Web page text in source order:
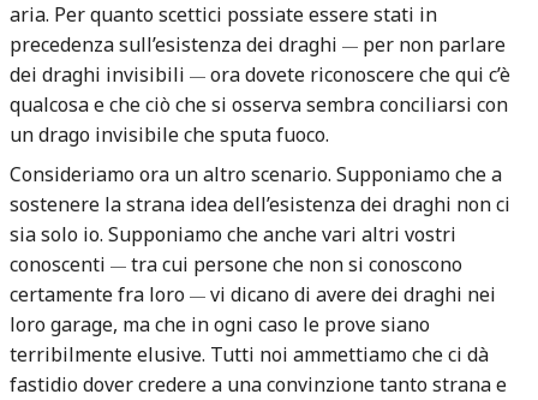
aria. Per quanto scettici possiate essere stati in
precedenza sull’esistenza dei draghi — per non parlare
dei draghi invisibili — ora dovete riconoscere che qui c’è
qualcosa e che ciò che si osserva sembra conciliarsi con
un drago invisibile che sputa fuoco.
Consideriamo ora un altro scenario. Supponiamo che a
sostenere la strana idea dell’esistenza dei draghi non ci
sia solo io. Supponiamo che anche vari altri vostri
conoscenti — tra cui persone che non si conoscono
certamente fra loro — vi dicano di avere dei draghi nei
loro garage, ma che in ogni caso le prove siano
terribilmente elusive. Tutti noi ammettiamo che ci dà
fastidio dover credere a una convinzione tanto strana e